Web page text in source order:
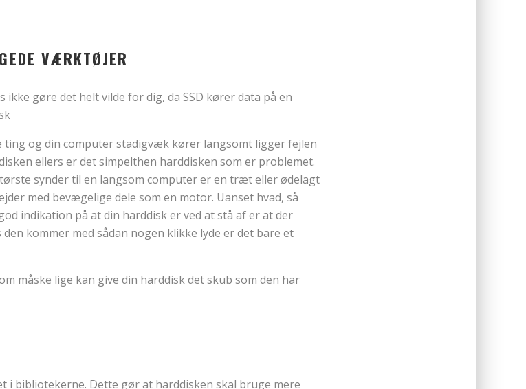
VÆRKTØJER
ikke gøre det helt vilde for dig, da SSD kører data på en
ting og din computer stadigvæk kører langsomt ligger fejlen
ellers er det simpelthen harddisken som er problemet.
synder til en langsom computer er en træt eller ødelagt
med bevægelige dele som en motor. Uanset hvad, så
indikation på at din harddisk er ved at stå af er at der
kommer med sådan nogen klikke lyde er det bare et
måske lige kan give din harddisk det skub som den har
i bibliotekerne. Dette gør at harddisken skal bruge mere